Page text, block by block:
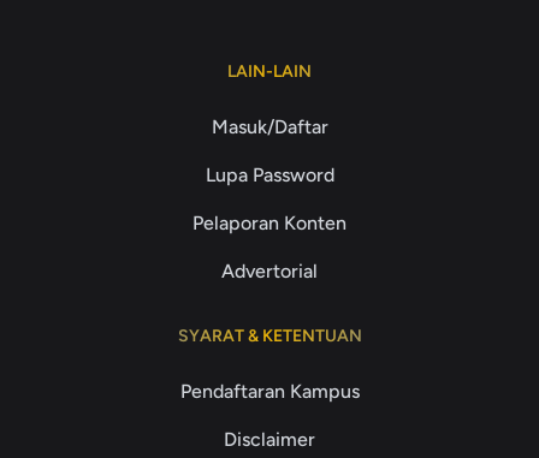
LAIN-LAIN
Masuk/Daftar
Lupa Password
Pelaporan Konten
Advertorial
SYARAT & KETENTUAN
Pendaftaran Kampus
Disclaimer